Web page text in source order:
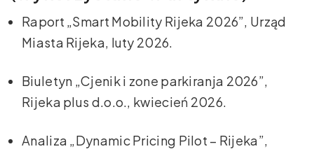
Raport „Smart Mobility Rijeka 2026”, Urząd
Miasta Rijeka, luty 2026.
Biuletyn „Cjenik i zone parkiranja 2026”,
Rijeka plus d.o.o., kwiecień 2026.
Analiza „Dynamic Pricing Pilot – Rijeka”,